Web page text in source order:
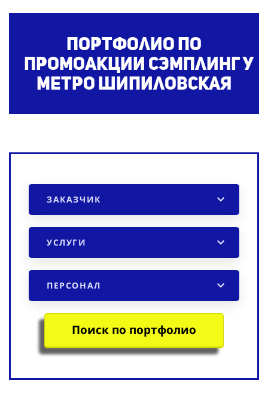
Портфолио по
промоакции сэмплингу
метро Шипиловская
ЗАКАЗЧИК
УСЛУГИ
ПЕРСОНАЛ
Поиск по портфолио